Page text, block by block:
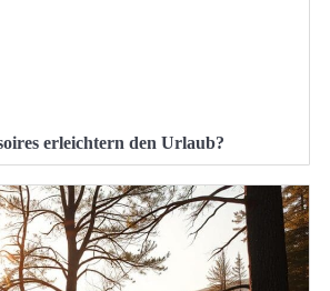
erleichtern den Urlaub?